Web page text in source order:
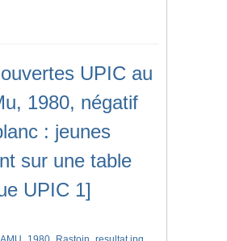
UPIC au
1980, négatif
: jeunes
sur une table
UPIC 1]